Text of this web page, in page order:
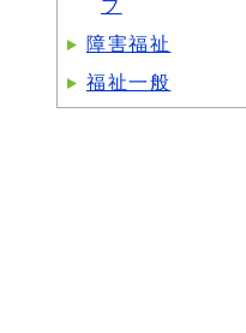
ブ
障害福祉
福祉一般